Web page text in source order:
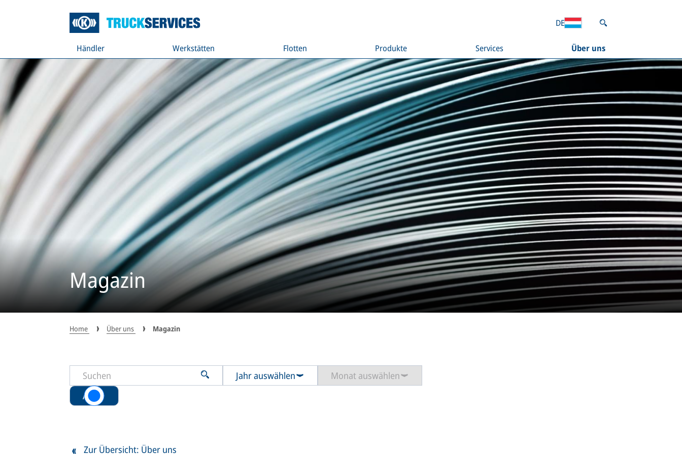
Händler Werkstätten Flotten Produkte Services Über uns
DE
Magazin
Home Über uns Magazin
Jahr auswählen
Monat auswählen
Alle
Zur Übersicht: Über uns